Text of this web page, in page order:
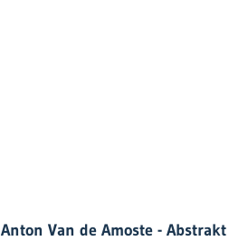
Anton Van de Amoste - Abstrakt